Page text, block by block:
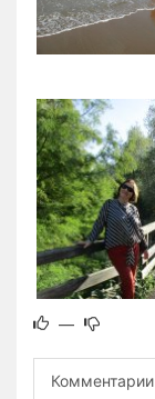
—
Комментарии